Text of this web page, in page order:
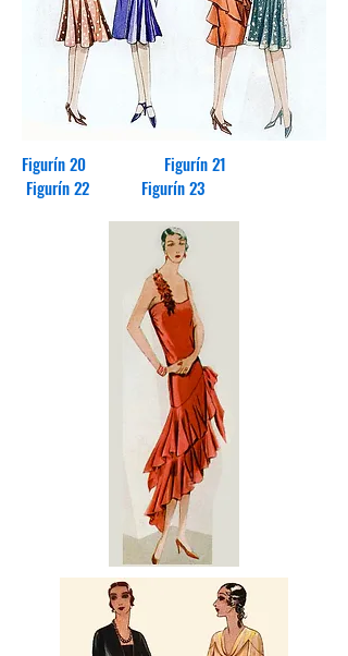
Figurín 20 Figurín 21
Figurín 22 Figurín 23